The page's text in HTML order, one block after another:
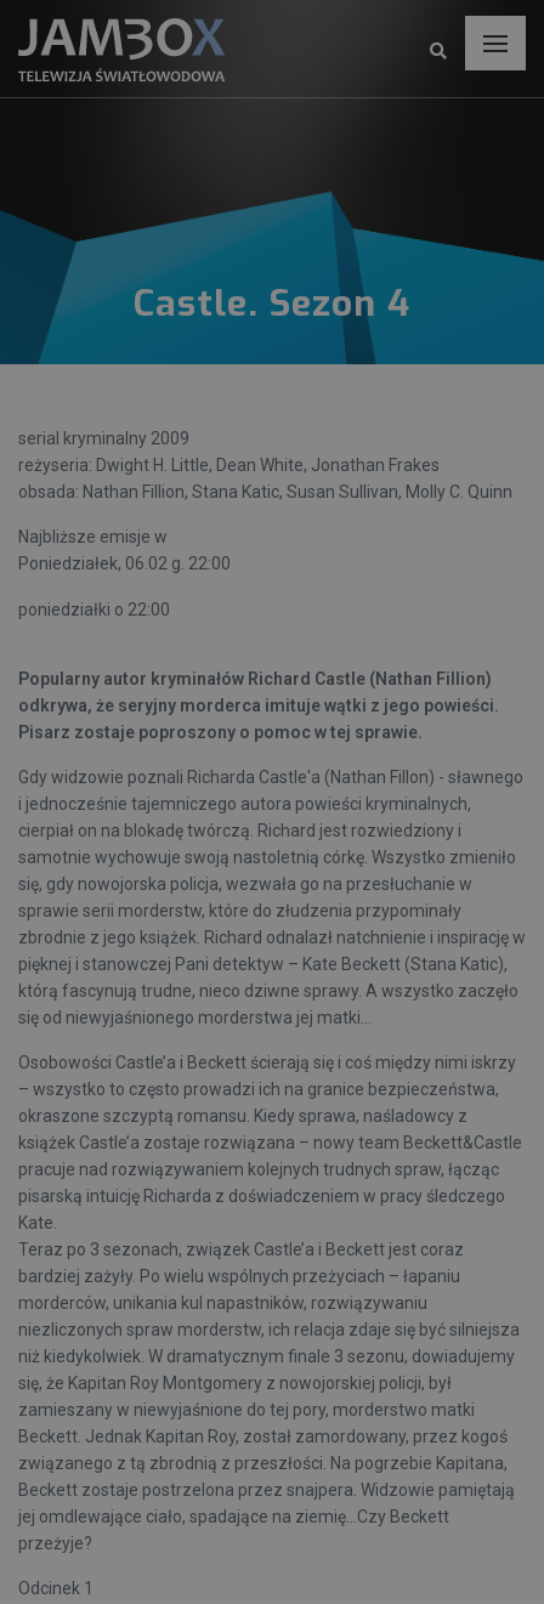
Castle. Sezon 4
serial kryminalny 2009
reżyseria: Dwight H. Little, Dean White, Jonathan Frakes
obsada: Nathan Fillion, Stana Katic, Susan Sullivan, Molly C. Quinn
Najbliższe emisje w
Poniedziałek, 06.02 g. 22:00
poniedziałki o 22:00
Popularny autor kryminałów Richard Castle (Nathan Fillion)
odkrywa, że seryjny morderca imituje wątki z jego powieści.
Pisarz zostaje poproszony o pomoc w tej sprawie.
Gdy widzowie poznali Richarda Castle'a (Nathan Fillon) - sławnego
i jednocześnie tajemniczego autora powieści kryminalnych,
cierpiał on na blokadę twórczą. Richard jest rozwiedziony i
samotnie wychowuje swoją nastoletnią córkę. Wszystko zmieniło
się, gdy nowojorska policja, wezwała go na przesłuchanie w
sprawie serii morderstw, które do złudzenia przypominały
zbrodnie z jego książek. Richard odnalazł natchnienie i inspirację w
pięknej i stanowczej Pani detektyw – Kate Beckett (Stana Katic),
którą fascynują trudne, nieco dziwne sprawy. A wszystko zaczęło
się od niewyjaśnionego morderstwa jej matki...
Osobowości Castle’a i Beckett ścierają się i coś między nimi iskrzy
– wszystko to często prowadzi ich na granice bezpieczeństwa,
okraszone szczyptą romansu. Kiedy sprawa, naśladowcy z
książek Castle’a zostaje rozwiązana – nowy team Beckett&Castle
pracuje nad rozwiązywaniem kolejnych trudnych spraw, łącząc
pisarską intuicję Richarda z doświadczeniem w pracy śledczego
Kate.
Teraz po 3 sezonach, związek Castle’a i Beckett jest coraz
bardziej zażyły. Po wielu wspólnych przeżyciach – łapaniu
morderców, unikania kul napastników, rozwiązywaniu
niezliczonych spraw morderstw, ich relacja zdaje się być silniejsza
niż kiedykolwiek. W dramatycznym finale 3 sezonu, dowiadujemy
się, że Kapitan Roy Montgomery z nowojorskiej policji, był
zamieszany w niewyjaśnione do tej pory, morderstwo matki
Beckett. Jednak Kapitan Roy, został zamordowany, przez kogoś
związanego z tą zbrodnią z przeszłości. Na pogrzebie Kapitana,
Beckett zostaje postrzelona przez snajpera. Widzowie pamiętają
jej omdlewające ciało, spadające na ziemię...Czy Beckett
przeżyje?
Odcinek 1